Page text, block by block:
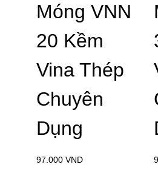
Móng VNN
20 Kềm
Vina Thép
Chuyên
Dụng
97.000 VND